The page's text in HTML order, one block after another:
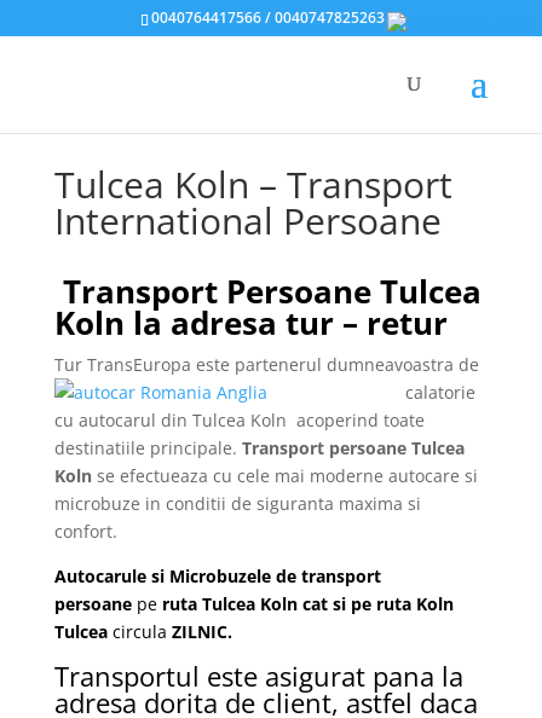
0040764417566 / 0040747825263
Tulcea Koln – Transport
International Persoane
Transport Persoane Tulcea
Koln la adresa tur – retur
Tur TransEuropa este partenerul dumneavoastra de
calatorie
cu autocarul din Tulcea Koln acoperind toate
destinatiile principale. Transport persoane Tulcea
Kolnse efectueaza cu cele mai moderne autocare si
microbuze in conditii de siguranta maxima si
confort.
Autocarule si Microbuzele de transport
persoane pe ruta Tulcea Koln cat si pe ruta Koln
Tulcea circula ZILNIC.
Transportul este asigurat pana la
adresa dorita de client, astfel daca